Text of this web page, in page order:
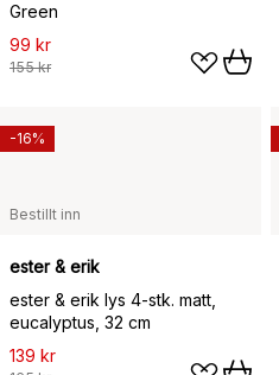
Green
99 kr
155 kr
Bestillt inn
ester & erik
ester & erik lys 4-stk. matt,
eucalyptus, 32 cm
139 kr
-16%